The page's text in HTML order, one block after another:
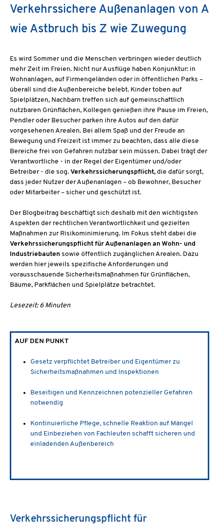
Verkehrssichere Außenanlagen von A
wie Astbruch bis Z wie Zuwegung
Es wird Sommer und die Menschen verbringen wieder deutlich
mehr Zeit im Freien. Nicht nur Ausflüge haben Konjunktur: in
Wohnanlagen, auf Firmengeländen oder in öffentlichen Parks –
überall sind die Außenbereiche belebt. Kinder toben auf
Spielplätzen, Nachbarn treffen sich auf gemeinschaftlich
nutzbaren Grünflächen, Kollegen genießen ihre Pause im Freien,
Pendler oder Besucher parken ihre Autos auf den dafür
vorgesehenen Arealen. Bei allem Spaß und der Freude an
Bewegung und Freizeit ist immer zu beachten, dass alle diese
Bereiche frei von Gefahren nutzbar sein müssen. Dabei trägt der
Verantwortliche - in der Regel der Eigentümer und/oder
Betreiber - die sog. Verkehrssicherungspflicht, die dafür sorgt,
dass jeder Nutzer der Außenanlagen – ob Bewohner, Besucher
oder Mitarbeiter – sicher und geschützt ist.
Der Blogbeitrag beschäftigt sich deshalb mit den wichtigsten
Aspekten der rechtlichen Verantwortlichkeit und gezielten
Maßnahmen zur Risikominimierung. Im Fokus steht dabei die
Verkehrssicherungspflicht für Außenanlagen an Wohn- und
Industriebauten sowie öffentlich zugänglichen Arealen. Dazu
werden hier jeweils spezifische Anforderungen und
vorausschauende Sicherheitsmaßnahmen für Grünflächen,
Bäume, Parkflächen und Spielplätze betrachtet.
Lesezeit: 6 Minuten
AUF DEN PUNKT
Gesetz verpflichtet Betreiber und Eigentümer zu
Sicherheitsmaßnahmen und Inspektionen
Beseitigen und Kennzeichnen potenzieller Gefahren
notwendig
Kontinuierliche Pflege, schnelle Reaktion auf Mängel
und Einbeziehen von Fachleuten schafft sicheren und
einladenden Außenbereich
Verkehrssicherungspflicht für